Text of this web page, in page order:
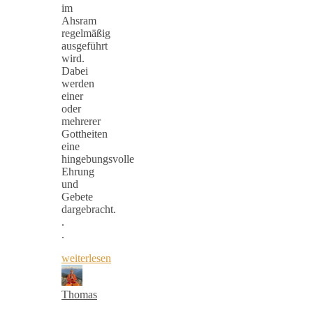
im
Ahsram
regelmäßig
ausgeführt
wird.
Dabei
werden
einer
oder
mehrerer
Gottheiten
eine
hingebungsvolle
Ehrung
und
Gebete
dargebracht.
.
.
weiterlesen
Thomas